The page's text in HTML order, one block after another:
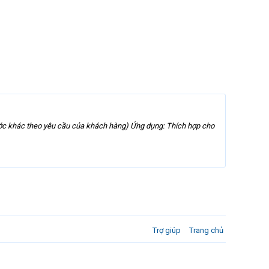
khác theo yêu cầu của khách hàng) Ứng dụng: Thích hợp cho
Trợ giúp Trang chủ